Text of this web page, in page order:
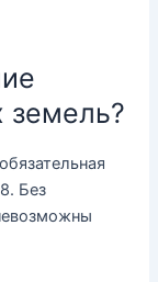
земель?
Без